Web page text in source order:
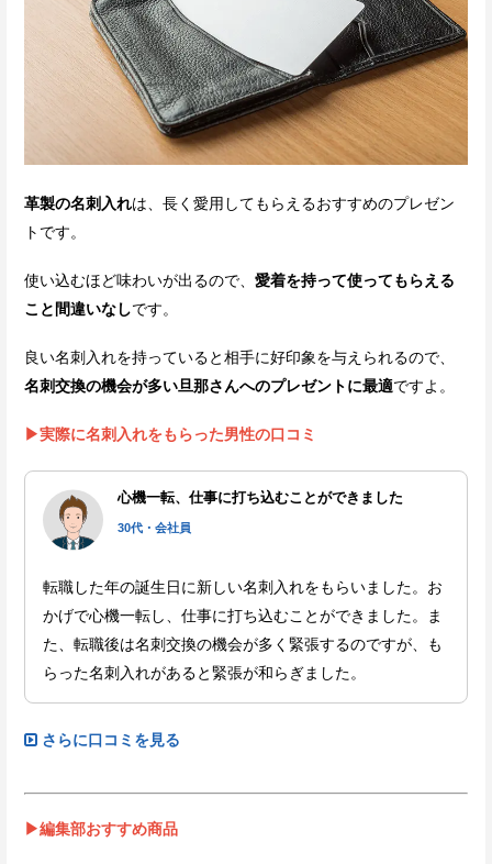
革製の名刺入れは、長く愛用してもらえるおすすめのプレゼン
トです。
使い込むほど味わいが出るので、 愛着を持って使ってもらえる
こと間違いなしです。
良い名刺入れを持っていると相手に好印象を与えられるので、
名刺交換の機会が多い旦那さんへのプレゼントに最適ですよ。
▶実際に名刺入れをもらった男性の口コミ
心機一転、仕事に打ち込むことができました
30代・会社員
転職した年の誕生日に新しい名刺入れをもらいました。お
かげで心機一転し、仕事に打ち込むことができました。ま
た、転職後は名刺交換の機会が多く緊張するのですが、も
らった名刺入れがあると緊張が和らぎました。
さらに口コミを見る
▶編集部おすすめ商品